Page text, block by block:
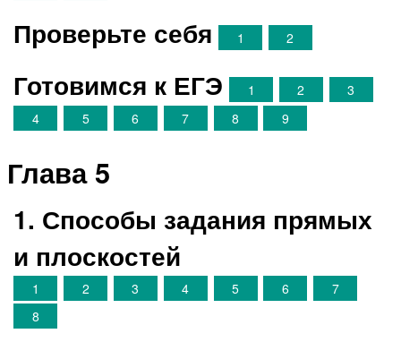
Проверьте себя 1 2
Готовимся к ЕГЭ 1 2
3
4
5 6 7 8 9
Глава 5
1. Способы задания прямых
и плоскостей
1 2 3 4 5 6
7
8